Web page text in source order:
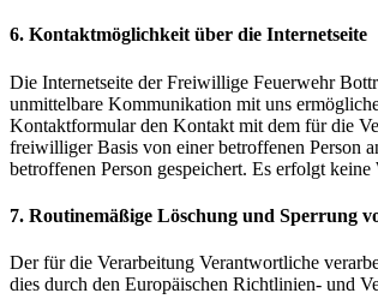
6. Kontaktmöglichkeit über die Internetseite
Die Internetseite der Freiwillige Feuerwehr
unmittelbare Kommunikation mit uns
Kontaktformular den Kontakt mit dem für die
freiwilliger Basis von einer betroffenen Person
betroffenen Person gespeichert. Es erfolgt
7. Routinemäßige Löschung und Sperrung
Der für die Verarbeitung Verantwortliche
dies durch den Europäischen Richtlinien- und